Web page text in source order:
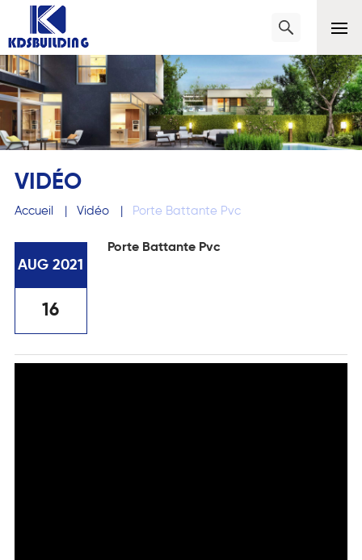
VIDÉO
Accueil | Vidéo | Porte Battante Pvc
AUG 2021
16
Porte Battante Pvc